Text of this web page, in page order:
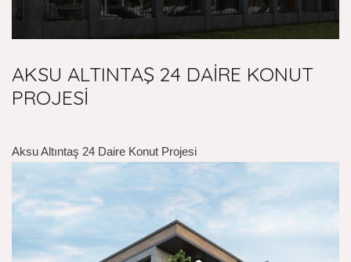
AKSU ALTINTAŞ 24 DAİRE KONUT
PROJESİ
Aksu Altıntaş 24 Daire Konut Projesi